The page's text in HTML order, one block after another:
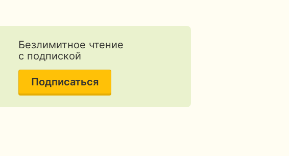
Безлимитное чтение
с подпиской
Подписаться